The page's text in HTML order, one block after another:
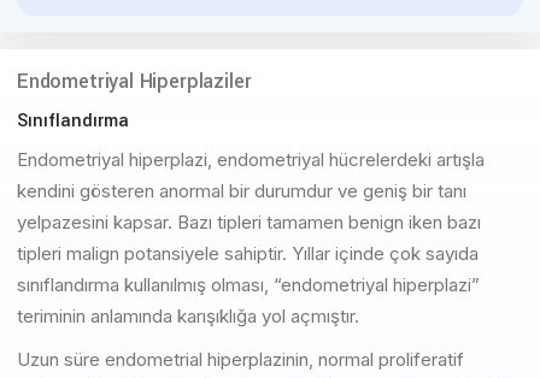
Endometriyal Hiperplaziler
Sınıflandırma
Endometriyal hiperplazi, endometriyal hücrelerdeki artışla
kendini gösteren anormal bir durumdur ve geniş bir tanı
yelpazesini kapsar. Bazı tipleri tamamen benign iken bazı
tipleri malign potansiyele sahiptir. Yıllar içinde çok sayıda
sınıflandırma kullanılmış olması, “endometriyal hiperplazi”
teriminin anlamında karışıklığa yol açmıştır.
Uzun süre endometrial hiperplazinin, normal proliferatif